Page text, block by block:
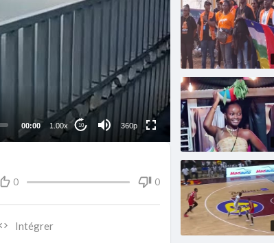
00:00 1.00x 10 360p
240p
auto
0 0
Intégrer